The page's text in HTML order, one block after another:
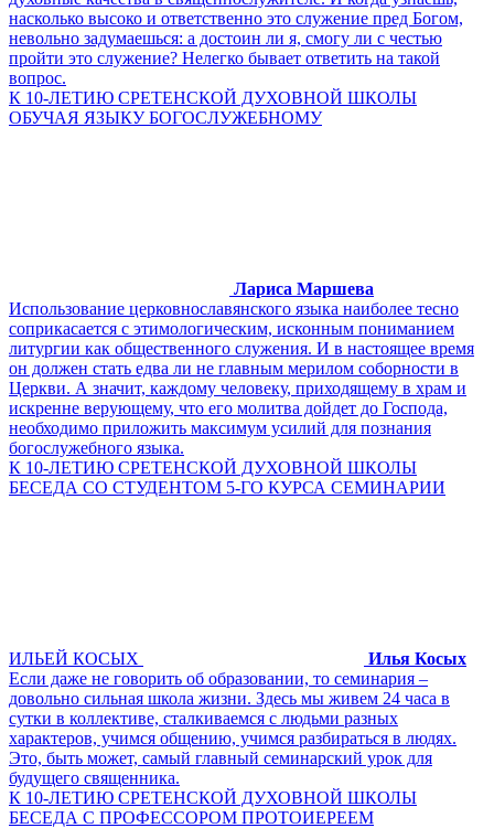
насколько высоко и ответственно это служение пред Богом,
невольно задумаешься: а достоин ли я, смогу ли с честью
пройти это служение? Нелегко бывает ответить на такой
вопрос.
К 10-ЛЕТИЮ СРЕТЕНСКОЙ ДУХОВНОЙ ШКОЛЫ
ОБУЧАЯ ЯЗЫКУ БОГОСЛУЖЕБНОМУ
Лариса Маршева
Использование церковнославянского языка наиболее тесно
соприкасается с этимологическим, исконным пониманием
литургии как общественного служения. И в настоящее время
он должен стать едва ли не главным мерилом соборности в
Церкви. А значит, каждому человеку, приходящему в храм и
искренне верующему, что его молитва дойдет до Господа,
необходимо приложить максимум усилий для познания
богослужебного языка.
К 10-ЛЕТИЮ СРЕТЕНСКОЙ ДУХОВНОЙ ШКОЛЫ
БЕСЕДА СО СТУДЕНТОМ 5-ГО КУРСА СЕМИНАРИИ
ИЛЬЕЙ КОСЫХ
Илья Косых
Если даже не говорить об образовании, то семинария –
довольно сильная школа жизни. Здесь мы живем 24 часа в
сутки в коллективе, сталкиваемся с людьми разных
характеров, учимся общению, учимся разбираться в людях.
Это, быть может, самый главный семинарский урок для
будущего священника.
К 10-ЛЕТИЮ СРЕТЕНСКОЙ ДУХОВНОЙ ШКОЛЫ
БЕСЕДА С ПРОФЕССОРОМ ПРОТОИЕРЕЕМ